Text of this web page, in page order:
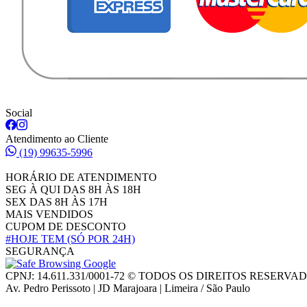
Social
Atendimento ao Cliente
(19) 99635-5996
HORÁRIO DE ATENDIMENTO
SEG À QUI DAS 8H ÀS 18H
SEX DAS 8H ÀS 17H
MAIS VENDIDOS
CUPOM DE DESCONTO
#HOJE TEM (SÓ POR 24H)
SEGURANÇA
CPNJ: 14.611.331/0001-72 © TODOS OS DIREITOS
Av. Pedro Perissoto | JD Marajoara | Limeira / São Paulo